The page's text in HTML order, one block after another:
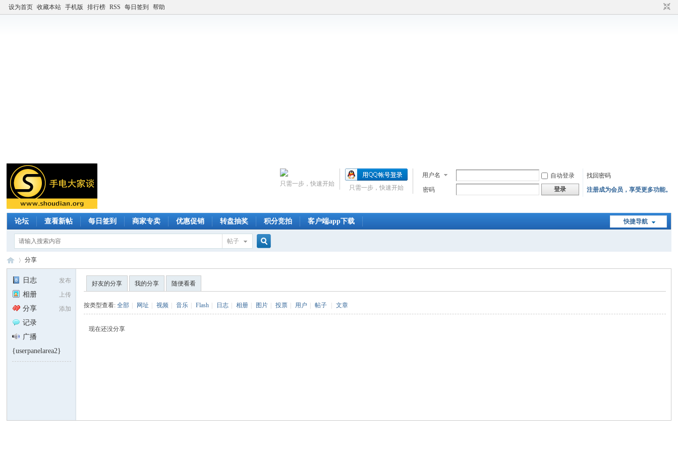
设为首页 收藏本站 手机版 排行榜 RSS 每日签到 帮助
用户名 自动登录
找回密码
密码
登录 注册成为会员，享受更多功能。
只需一步，快速开始
只需一步，快速开始
快捷导航
论坛 查看新帖 每日签到 商家专卖 优惠促销 转盘抽奖 积分竞拍 客户端app下载
帖子
分享
发布
日志
上传
相册
添加
分享
记录
广播
{userpanelarea2}
好友的分享 我的分享 随便看看
按类型查看:全部 网址 视频 音乐 Flash 日志 相册 图片 投票 用户 帖子 文章
现在还没分享